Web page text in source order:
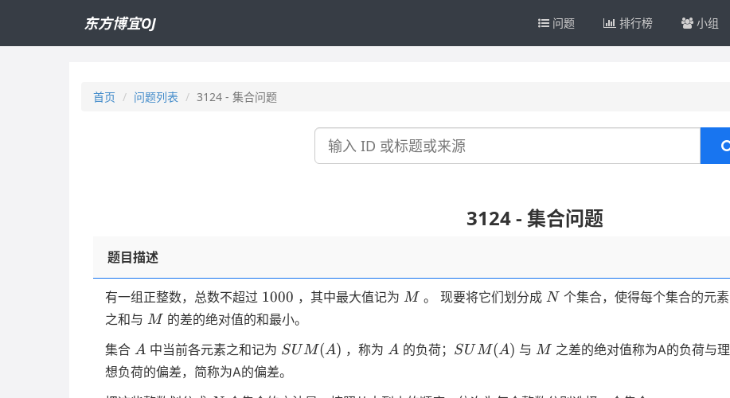
东方博宜OJ 问题 排行榜 小组
首页 问题列表 3124 - 集合问题
搜
3124 - 集合问题
题目描述
有一组正整数，总数不超过 1000
1000 ，其中最大值记为 M
M 。 现要将它们划分成N
N 个集合，使得每个集合的元素
之和与 M
M 的差的绝对值的和最小。
集合 A
A 中当前各元素之和记为 SUM(A)
SUM(A) ，称为A
A 的负荷； SUM(A)
SUM(A) 与 M
M之差的绝对值称为A的负荷与理
想负荷的偏差，简称为A的偏差。